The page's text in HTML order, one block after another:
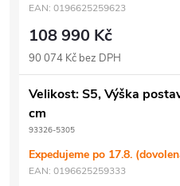
EAN: 0196625259623
108 990 Kč
90 074 Kč bez DPH
Velikost: S5, Výška
cm
93326-5305
Expedujeme po 17.8.
EAN: 0196625259333